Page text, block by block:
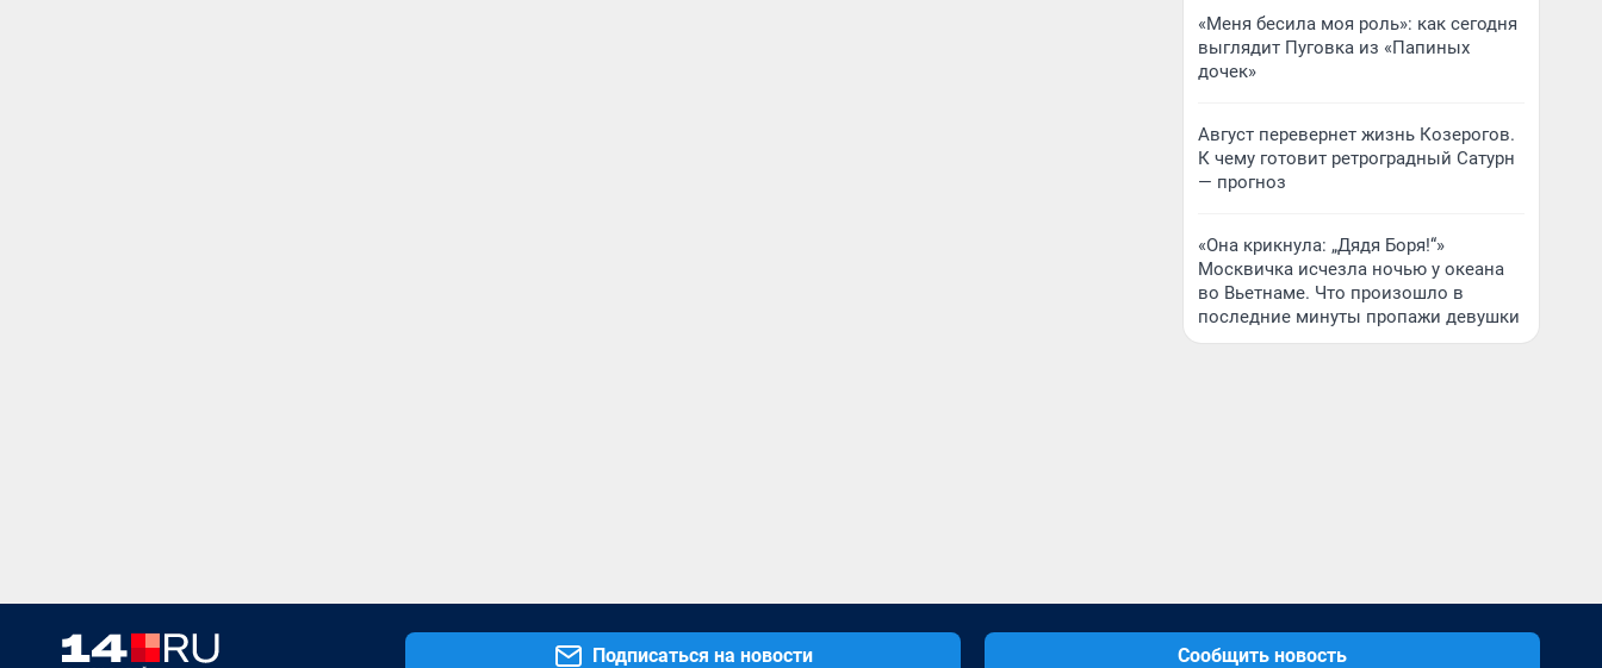
«Меня бесила моя роль»: как сегодня
выглядит Пуговка из «Папиных
дочек»
Август перевернет жизнь Козерогов.
К чему готовит ретроградный Сатурн
— прогноз
«Она крикнула: „Дядя Боря!“»
Москвичка исчезла ночью у океана
во Вьетнаме. Что произошло в
последние минуты пропажи девушки
Подписаться на новости Сообщить новость